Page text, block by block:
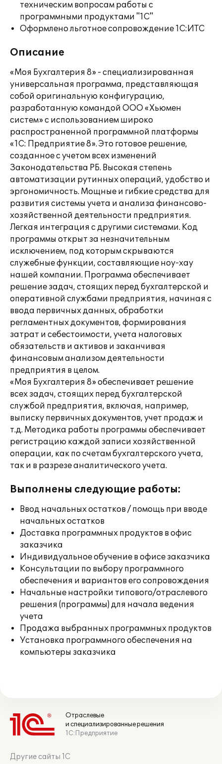
техническим вопросам работы с
программными продуктами "1С"
Оформлено льготное сопровождение 1С:ИТС
Описание
«Моя Бухгалтерия 8» - специализированная
универсальная программа, представляющая
собой оригинальную конфигурацию,
разработанную командой ООО «Хьюмен
систем» с использованием широко
распространенной программной платформы
«1С: Предприятие 8». Это готовое решение,
созданное с учетом всех изменений
Законодательства РБ. Высокая степень
автоматизации рутинных операций, удобство и
эргономичность. Мощные и гибкие средства для
развития системы учета и анализа финансово-
хозяйственной деятельности предприятия.
Легкая интеграция с другими системами. Код
программы открыт за незначительным
исключением, под которым скрываются
служебные функции, составляющие ноу-хау
нашей компании. Программа обеспечивает
решение задач, стоящих перед бухгалтерской и
оперативной службами предприятия, начиная с
ввода первичных данных, обработки
регламентных документов, формирования
затрат и себестоимости, учета налоговых
обязательств и активов и заканчивая
финансовым анализом деятельности
предприятия в целом.
«Моя Бухгалтерия 8» обеспечивает решение
всех задач, стоящих перед бухгалтерской
службой предприятия, включая, например,
выписку первичных документов, учет продаж и
т.д. Методика работы программы обеспечивает
регистрацию каждой записи хозяйственной
операции, как по счетам бухгалтерского учета,
так и в разрезе аналитического учета.
Выполнены следующие работы:
Ввод начальных остатков / помощь при вводе
начальных остатков
Доставка программных продуктов в офис
заказчика
Индивидуальное обучение в офисе заказчика
Консультации по выбору программного
обеспечения и вариантов его сопровождения
Начальные настройки типового/отраслевого
решения (программы) для начала ведения
учета
Продажа выбранных программных продуктов
Установка программного обеспечения на
компьютеры заказчика
Отраслевые
и специализированные решения
1С:Предприятие
Другие сайты 1С